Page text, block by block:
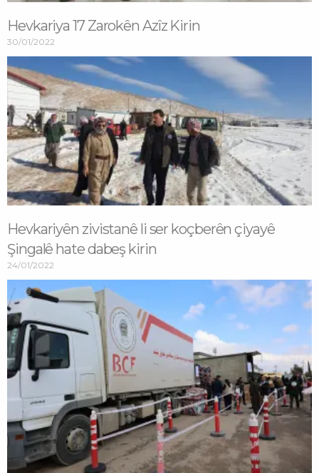
Hevkariya 17 Zarokên Azîz Kirin
30/01/2022
Hevkariyên zivistanê li ser koçberên çiyayê
Şingalê hate dabeş kirin
24/01/2022